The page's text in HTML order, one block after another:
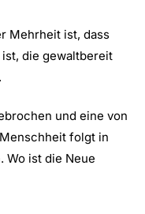
Mehrheit ist, dass
die gewaltbereit
und eine von
folgt in
Wo ist die Neue